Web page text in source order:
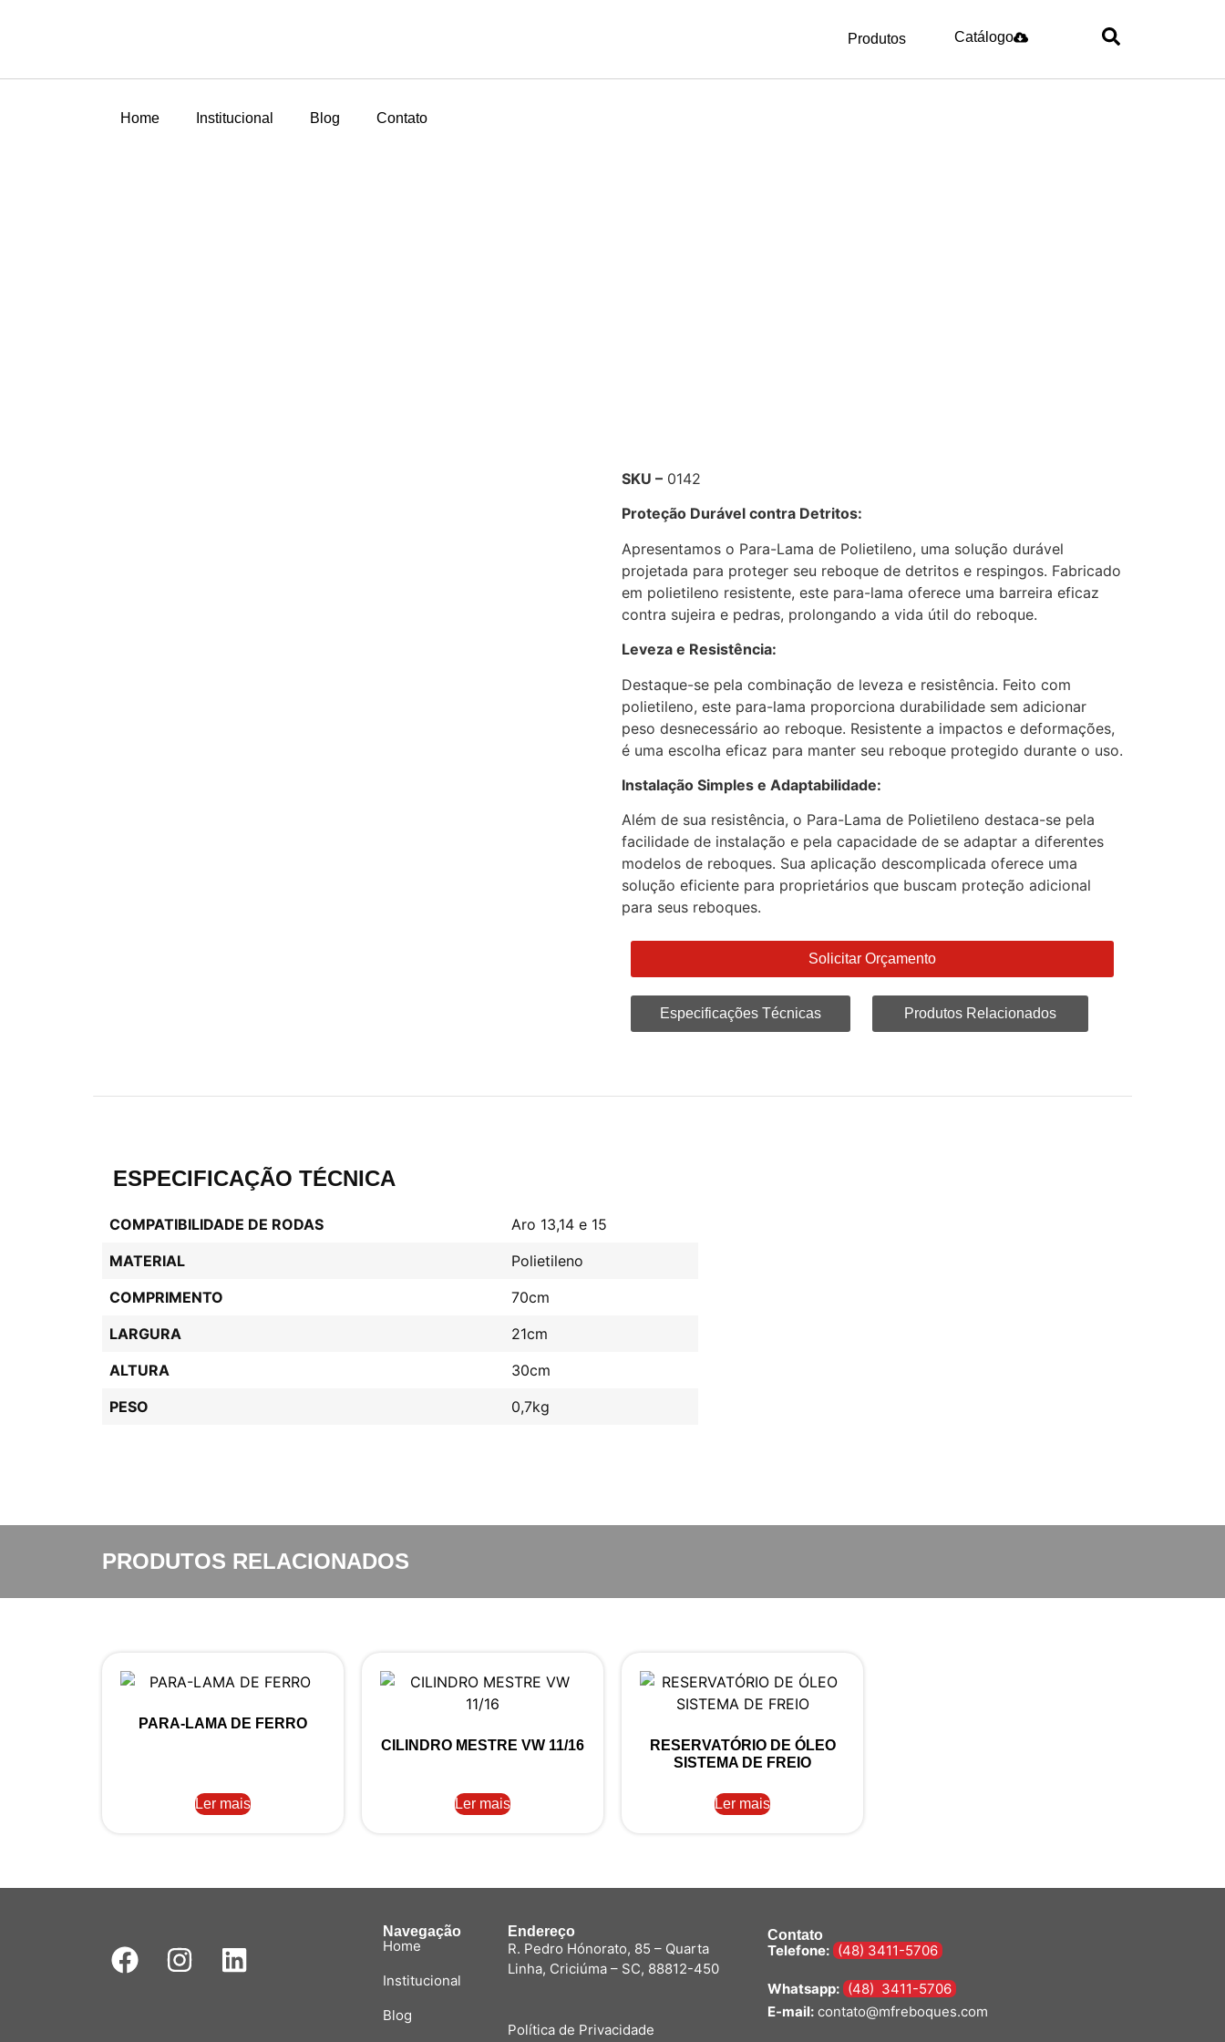
Produtos Catálogo
Home Institucional Blog Contato
SKU – 0142
Proteção Durável contra Detritos:
Apresentamos o Para-Lama de Polietileno, uma solução durável
projetada para proteger seu reboque de detritos e respingos. Fabricado
em polietileno resistente, este para-lama oferece uma barreira eficaz
contra sujeira e pedras, prolongando a vida útil do reboque.
Leveza e Resistência:
Destaque-se pela combinação de leveza e resistência. Feito com
polietileno, este para-lama proporciona durabilidade sem adicionar
peso desnecessário ao reboque. Resistente a impactos e deformações,
é uma escolha eficaz para manter seu reboque protegido durante o uso.
Instalação Simples e Adaptabilidade:
Além de sua resistência, o Para-Lama de Polietileno destaca-se pela
facilidade de instalação e pela capacidade de se adaptar a diferentes
modelos de reboques. Sua aplicação descomplicada oferece uma
solução eficiente para proprietários que buscam proteção adicional
para seus reboques.
Solicitar Orçamento
Especificações Técnicas Produtos Relacionados
ESPECIFICAÇÃO TÉCNICA
COMPATIBILIDADE DE RODAS
Aro 13,14 e 15
MATERIAL
Polietileno
COMPRIMENTO
70cm
LARGURA
21cm
ALTURA
30cm
PESO
0,7kg
PRODUTOS RELACIONADOS
PARA-LAMA DE FERRO
Ler mais
CILINDRO MESTRE VW 11/16
Ler mais
RESERVATÓRIO DE ÓLEO
SISTEMA DE FREIO
Ler mais
Navegação
Home
Institucional
Blog
Endereço
R. Pedro Hónorato, 85 – Quarta
Linha, Criciúma – SC, 88812-450
Política de Privacidade
Contato
Telefone: (48) 3411-5706
Whatsapp: (48) 3411-5706
E-mail: contato@mfreboques.com